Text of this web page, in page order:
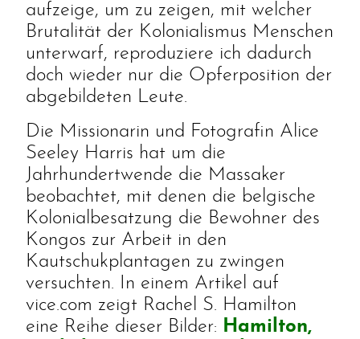
aufzeige, um zu zeigen, mit welcher
Brutalität der Kolonialismus Menschen
unterwarf, reproduziere ich dadurch
doch wieder nur die Opferposition der
abgebildeten Leute.
Die Missionarin und Fotografin Alice
Seeley Harris hat um die
Jahrhundertwende die Massaker
beobachtet, mit denen die belgische
Kolonialbesatzung die Bewohner des
Kongos zur Arbeit in den
Kautschukplantagen zu zwingen
versuchten. In einem Artikel auf
vice.com zeigt Rachel S. Hamilton
eine Reihe dieser Bilder: Hamilton,